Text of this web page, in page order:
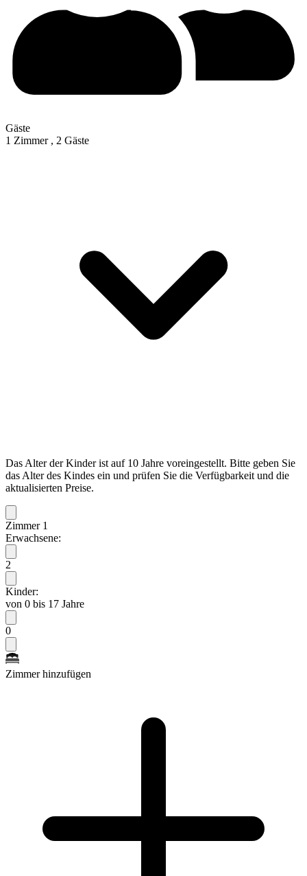
Gäste
1 Zimmer , 2 Gäste
Das Alter der Kinder ist auf 10 Jahre voreingestellt. Bitte geben Sie
das Alter des Kindes ein und prüfen Sie die Verfügbarkeit und die
aktualisierten Preise.
Zimmer 1
Erwachsene:
2
Kinder:
von 0 bis 17 Jahre
0
Zimmer hinzufügen